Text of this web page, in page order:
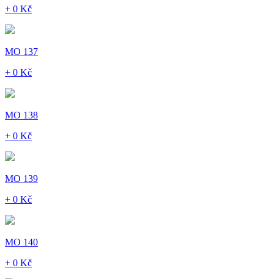
+ 0 Kč
MO 137
+ 0 Kč
MO 138
+ 0 Kč
MO 139
+ 0 Kč
MO 140
+ 0 Kč